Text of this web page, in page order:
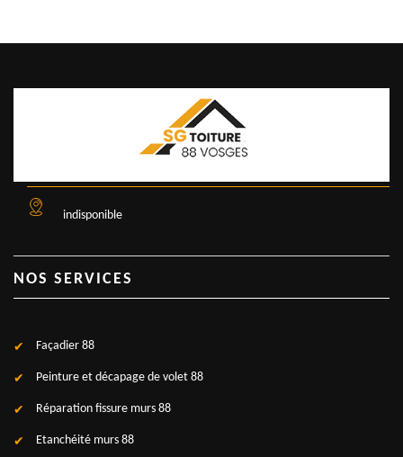
indisponible
NOS SERVICES
Façadier 88
Peinture et décapage de volet 88
Réparation fissure murs 88
Etanchéité murs 88